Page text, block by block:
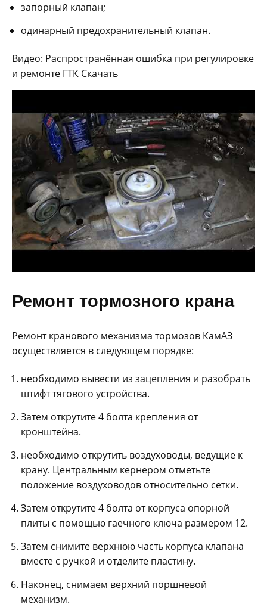
запорный клапан;
одинарный предохранительный клапан.
Видео: Распространённая ошибка при регулировке
и ремонте ГТК Скачать
Ремонт тормозного крана
Ремонт кранового механизма тормозов КамАЗ
осуществляется в следующем порядке:
необходимо вывести из зацепления и разобрать
штифт тягового устройства.
Затем открутите 4 болта крепления от
кронштейна.
необходимо открутить воздуховоды, ведущие к
крану. Центральным кернером отметьте
положение воздуховодов относительно сетки.
Затем открутите 4 болта от корпуса опорной
плиты с помощью гаечного ключа размером 12.
Затем снимите верхнюю часть корпуса клапана
вместе с ручкой и отделите пластину.
Наконец, снимаем верхний поршневой
механизм.